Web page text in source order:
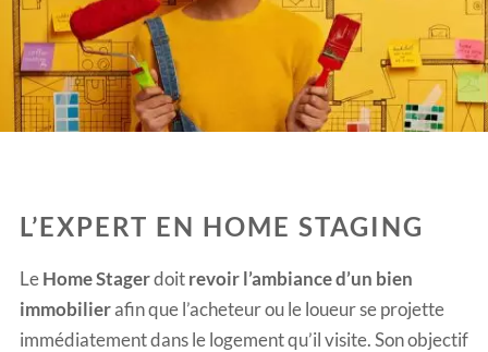
L’EXPERT EN HOME STAGING
Le Home Stagerdoit revoir l’ambiance d’un bien
immobilierafin que l’acheteur ou le loueur se projette
immédiatement dans le logement qu’il visite. Son objectif